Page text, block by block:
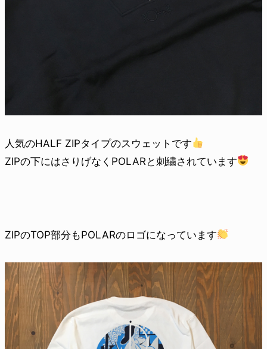
人気のHALF ZIPタイプのスウェットです
ZIPの下にはさりげなくPOLARと刺繍されています
ZIPのTOP部分もPOLARのロゴになっています